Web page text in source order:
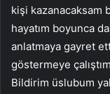
kişi kazanacaksam
hayatım boyunca
anlatmaya gayret
göstermeye
Bildirim üslubum